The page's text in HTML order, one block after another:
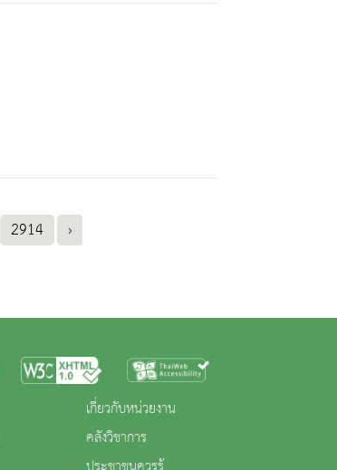
2914 ›
เกี่ยวกับหน่วยงาน
คลังวิชาการ